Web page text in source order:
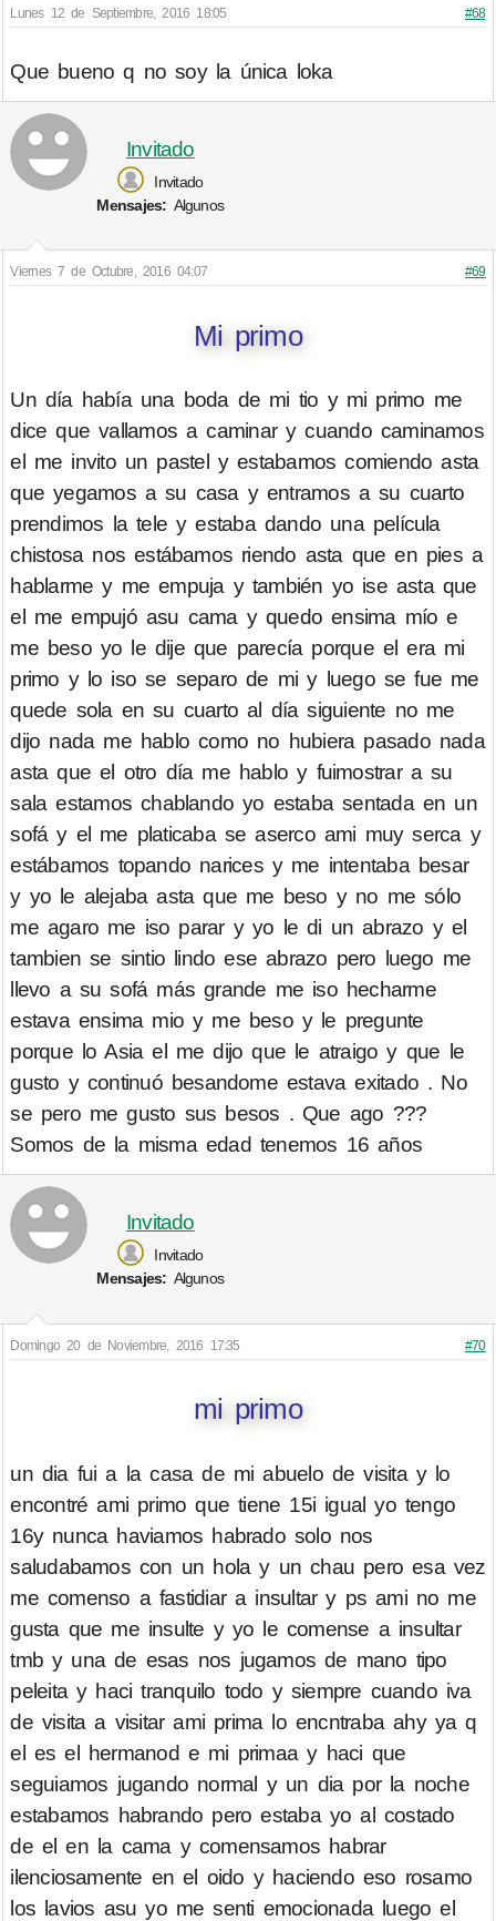
Lunes 12 de Septiembre, 2016 18:05 #68
Que bueno q no soy la única loka
Invitado
Invitado
Mensajes: Algunos
Viernes 7 de Octubre, 2016 04:07 #69
Mi primo
Un día había una boda de mi tio y mi primo me
dice que vallamos a caminar y cuando caminamos
el me invito un pastel y estabamos comiendo asta
que yegamos a su casa y entramos a su cuarto
prendimos la tele y estaba dando una película
chistosa nos estábamos riendo asta que en pies a
hablarme y me empuja y también yo ise asta que
el me empujó asu cama y quedo ensima mío e
me beso yo le dije que parecía porque el era mi
primo y lo iso se separo de mi y luego se fue me
quede sola en su cuarto al día siguiente no me
dijo nada me hablo como no hubiera pasado nada
asta que el otro día me hablo y fuimostrar a su
sala estamos chablando yo estaba sentada en un
sofá y el me platicaba se aserco ami muy serca y
estábamos topando narices y me intentaba besar
y yo le alejaba asta que me beso y no me sólo
me agaro me iso parar y yo le di un abrazo y el
tambien se sintio lindo ese abrazo pero luego me
llevo a su sofá más grande me iso hecharme
estava ensima mio y me beso y le pregunte
porque lo Asia el me dijo que le atraigo y que le
gusto y continuó besandome estava exitado . No
se pero me gusto sus besos . Que ago ???
Somos de la misma edad tenemos 16 años
Invitado
Invitado
Mensajes: Algunos
Domingo 20 de Noviembre, 2016 17:35 #70
mi primo
un dia fui a la casa de mi abuelo de visita y lo
encontré ami primo que tiene 15i igual yo tengo
16y nunca haviamos habrado solo nos
saludabamos con un hola y un chau pero esa vez
me comenso a fastidiar a insultar y ps ami no me
gusta que me insulte y yo le comense a insultar
tmb y una de esas nos jugamos de mano tipo
peleita y haci tranquilo todo y siempre cuando iva
de visita a visitar ami prima lo encntraba ahy ya q
el es el hermanod e mi primaa y haci que
seguiamos jugando normal y un dia por la noche
estabamos habrando pero estaba yo al costado
de el en la cama y comensamos habrar
ilenciosamente en el oido y haciendo eso rosamo
los lavios asu yo me senti emocionada luego el